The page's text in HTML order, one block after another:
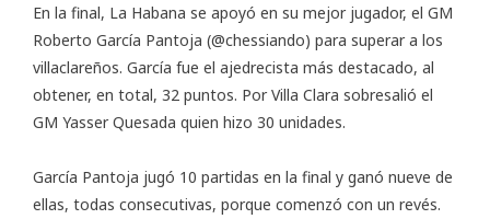
En la final, La Habana se apoyó en su mejor jugador, el GM
Roberto García Pantoja (@chessiando) para superar a los
villaclareños. García fue el ajedrecista más destacado, al
obtener, en total, 32 puntos. Por Villa Clara sobresalió el
GM Yasser Quesada quien hizo 30 unidades.
García Pantoja jugó 10 partidas en la final y ganó nueve de
ellas, todas consecutivas, porque comenzó con un revés.